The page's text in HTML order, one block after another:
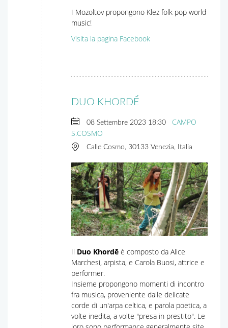
I Mozoltov propongono Klez folk pop world
music!
Visita la pagina Facebook
DUO KHORDḖ
08 Settembre 2023 18:30
CAMPO
S.COSMO
Calle Cosmo, 30133 Venezia, Italia
Il Duo Khordḗ è composto da Alice
Marchesi, arpista, e Carola Buosi, attrice e
performer.
Insieme propongono momenti di incontro
fra musica, proveniente dalle delicate
corde di un'arpa celtica, e parola poetica, a
volte inedita, a volte "presa in prestito". Le